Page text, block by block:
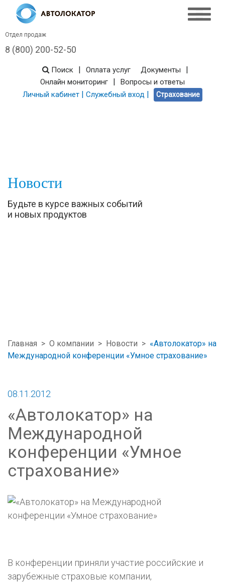
Отдел продаж
8 (800) 200-52-50
Поиск | Оплата услуг Документы |
Онлайн мониторинг |
Вопросы и ответы
Личный кабинет | Служебный вход | Страхование
Новости
Будьте в курсе важных событий
и новых продуктов
Главная > О компании > Новости > «Автолокатор» на
Международной конференции «Умное страхование»
08.11.2012
«Автолокатор» на
Международной
конференции «Умное
страхование»
В конференции приняли участие российские и
зарубежные страховые компании,